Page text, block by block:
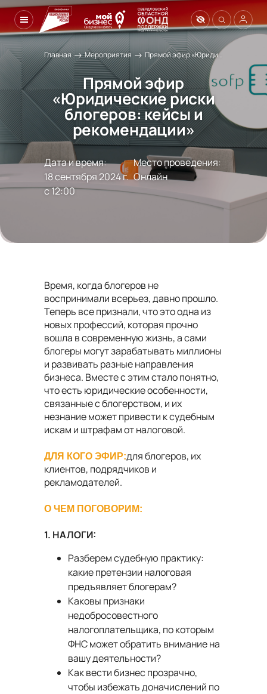
Главная→Мероприятия → Прямой эфир «Юридические риски блогеров: кейсы и рекомендации»
Прямой эфир
«Юридические риски
блогеров: кейсы и
рекомендации»
Дата и время:
18 сентября 2024 г.
с 12:00
Место проведения:
Онлайн
Время, когда блогеров не
воспринимали всерьез, давно прошло.
Теперь все признали, что это одна из
новых профессий, которая прочно
вошла в современную жизнь, а сами
блогеры могут зарабатывать миллионы
и развивать разные направления
бизнеса. Вместе с этим стало понятно,
что есть юридические особенности,
связанные с блогерством, и их
незнание может привести к судебным
искам и штрафам от налоговой.
ДЛЯ КОГО ЭФИР:для блогеров, их
клиентов, подрядчиков и
рекламодателей.
О ЧЕМ ПОГОВОРИМ:
1. НАЛОГИ:
Разберем судебную практику:
какие претензии налоговая
предъявляет блогерам?
Каковы признаки
недобросовестного
налогоплательщика, по которым
ФНС может обратить внимание на
вашу деятельности?
Как вести бизнес прозрачно,
чтобы избежать доначислений по